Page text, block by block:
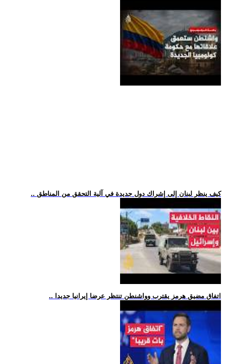
.. كيف ينظر لبنان إلى إشراك دول جديدة في آلية التحقق من المناطق
.. اتفاق مضيق هرمز يقترب وواشنطن تنتظر عرضا إيرانيا جديدا